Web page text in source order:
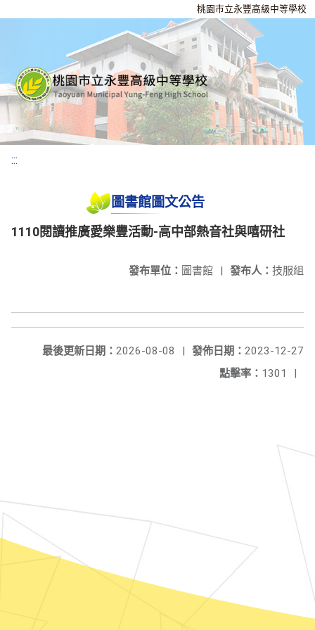
桃園市立永豐高級中等學校
:::
圖書館圖文公告
1110閱讀推廣愛樂豐活動-高中部熱音社與嘻研社
發布人： 技服組
發布單位： 圖書館 |
發佈日期： 2023-12-27
最後更新日期： 2026-08-08
|
點擊率： 1301 |